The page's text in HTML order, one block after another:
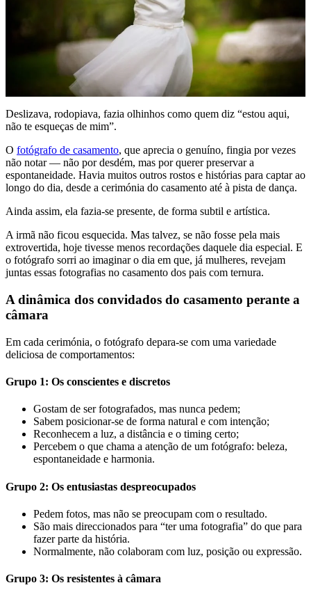
Deslizava, rodopiava, fazia olhinhos como quem diz “estou aqui,
não te esqueças de mim”.
O fotógrafo de casamento, que aprecia o genuíno, fingia por vezes
não notar — não por desdém, mas por querer preservar a
espontaneidade. Havia muitos outros rostos e histórias para captar ao
longo do dia, desde a cerimónia do casamento até à pista de dança.
Ainda assim, ela fazia-se presente, de forma subtil e artística.
A irmã não ficou esquecida. Mas talvez, se não fosse pela mais
extrovertida, hoje tivesse menos recordações daquele dia especial. E
o fotógrafo sorri ao imaginar o dia em que, já mulheres, revejam
juntas essas fotografias no casamento dos pais com ternura.
A dinâmica dos convidados do casamento perante a
câmara
Em cada cerimónia, o fotógrafo depara-se com uma variedade
deliciosa de comportamentos:
Grupo 1: Os conscientes e discretos
Gostam de ser fotografados, mas nunca pedem;
Sabem posicionar-se de forma natural e com intenção;
Reconhecem a luz, a distância e o timing certo;
Percebem o que chama a atenção de um fotógrafo: beleza,
espontaneidade e harmonia.
Grupo 2: Os entusiastas despreocupados
Pedem fotos, mas não se preocupam com o resultado.
São mais direccionados para “ter uma fotografia” do que para
fazer parte da história.
Normalmente, não colaboram com luz, posição ou expressão.
Grupo 3: Os resistentes à câmara